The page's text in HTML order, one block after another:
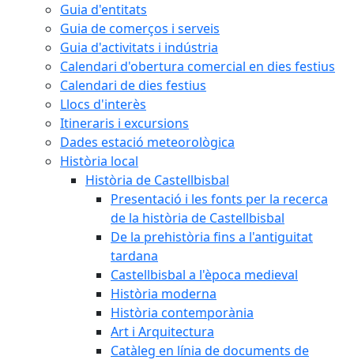
Guia d'entitats
Guia de comerços i serveis
Guia d'activitats i indústria
Calendari d'obertura comercial en dies festius
Calendari de dies festius
Llocs d'interès
Itineraris i excursions
Dades estació meteorològica
Història local
Història de Castellbisbal
Presentació i les fonts per la recerca
de la història de Castellbisbal
De la prehistòria fins a l'antiguitat
tardana
Castellbisbal a l'època medieval
Història moderna
Història contemporània
Art i Arquitectura
Catàleg en línia de documents de